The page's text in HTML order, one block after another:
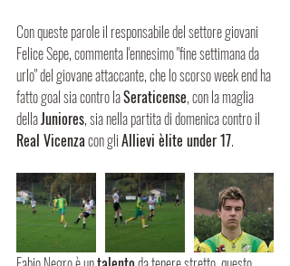
Con queste parole il responsabile del settore giovani
Felice Sepe, commenta l'ennesimo "fine settimana da
urlo" del giovane attaccante, che lo scorso week end ha
fatto goal sia contro la Seraticense, con la maglia
della Juniores, sia nella partita di domenica contro il
Real Vicenza con gli Allievi èlite under 17.